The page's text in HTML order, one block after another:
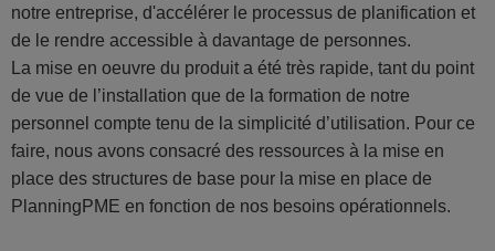
notre entreprise, d'accélérer le processus de planification et
de le rendre accessible à davantage de personnes.
La mise en oeuvre du produit a été très rapide, tant du point
de vue de l’installation que de la formation de notre
personnel compte tenu de la simplicité d’utilisation. Pour ce
faire, nous avons consacré des ressources à la mise en
place des structures de base pour la mise en place de
PlanningPME en fonction de nos besoins opérationnels.